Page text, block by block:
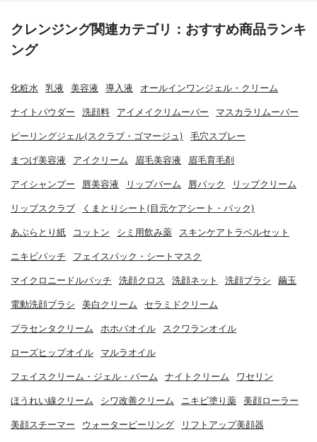
クレンジング関連カテゴリ：おすすめ商品ランキ
ング
化粧水 乳液 美容液 導入液 オールインワンジェル・クリーム
ナイトパウダー 洗顔料 アイメイクリムーバー マスカラリムーバー
ピーリングジェル(スクラブ・ゴマージュ) 毛穴スプレー
まつげ美容液 アイクリーム 眉毛美容液 眉毛育毛剤
アイシャンプー 唇美容液 リップバーム 唇パック リップクリーム
リップスクラブ くまとりシート(目元ケアシート・パック)
あぶらとり紙 コットン シミ用飲み薬 スキンケアトラベルセット
ニキビパッチ フェイスパック・シートマスク
マイクロニードルパッチ 洗顔クロス 洗顔ネット 洗顔ブラシ 繭玉
電動洗顔ブラシ 美白クリーム セラミドクリーム
プラセンタクリーム ホホバオイル スクワランオイル
ローズヒップオイル マルラオイル
フェイスクリーム・ジェル・バーム ナイトクリーム ワセリン
ほうれい線クリーム シワ改善クリーム ニキビ塗り薬 美顔ローラー
美顔スチーマー ウォーターピーリング リフトアップ美顔器